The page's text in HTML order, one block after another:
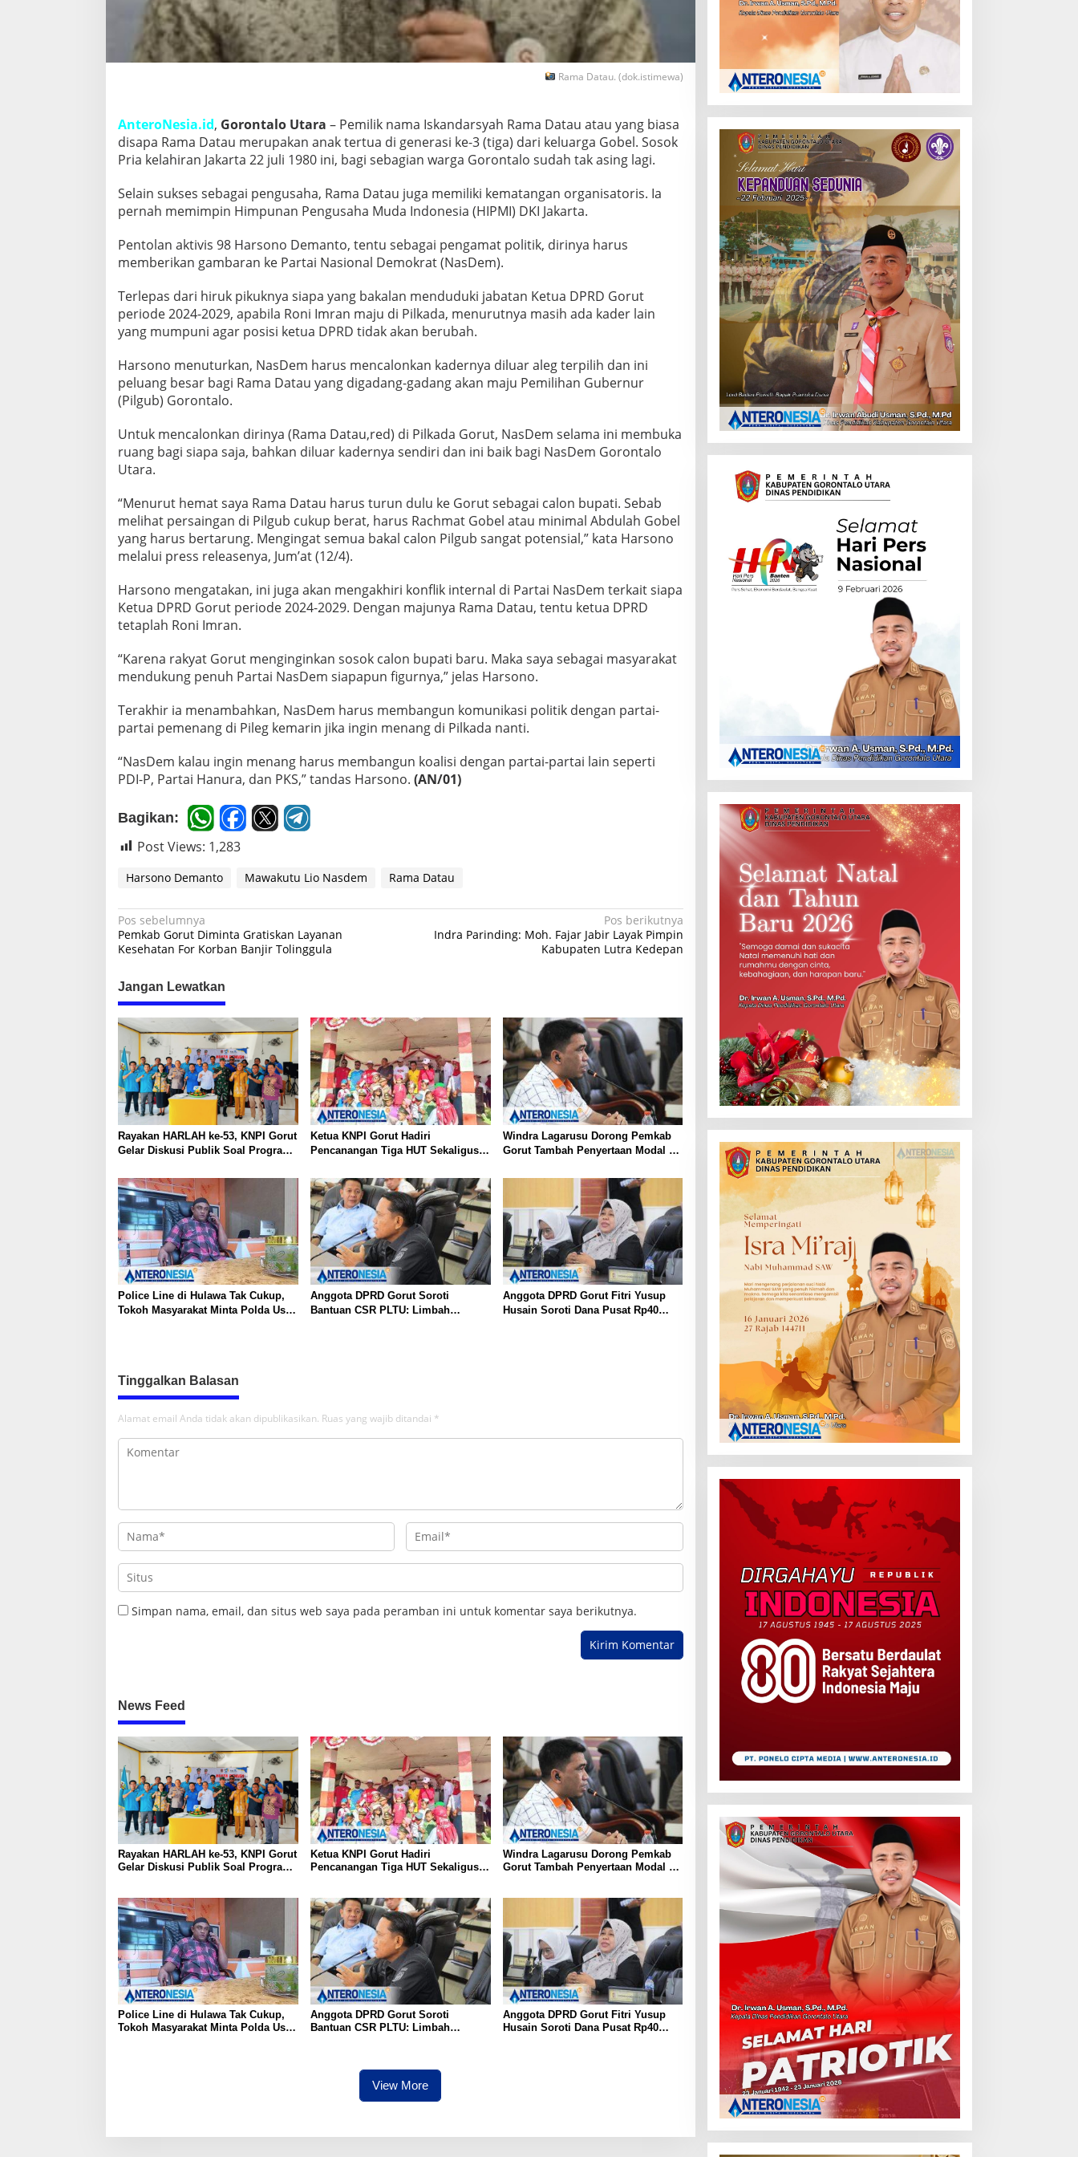
s
o
n
n
t
o
:
a
w
k
u
L
o
N
D
e
Rama Datau. (dok.istimewa)
AnteroNesia.id, Gorontalo Utara – Pemilik nama Iskandarsyah Rama Datau atau yang biasa
disapa Rama Datau merupakan anak tertua di generasi ke-3 (tiga) dari keluarga Gobel. Sosok
Pria kelahiran Jakarta 22 juli 1980 ini, bagi sebagian warga Gorontalo sudah tak asing lagi.
Selain sukses sebagai pengusaha, Rama Datau juga memiliki kematangan organisatoris. Ia
pernah memimpin Himpunan Pengusaha Muda Indonesia (HIPMI) DKI Jakarta.
Pentolan aktivis 98 Harsono Demanto, tentu sebagai pengamat politik, dirinya harus
memberikan gambaran ke Partai Nasional Demokrat (NasDem).
Terlepas dari hiruk pikuknya siapa yang bakalan menduduki jabatan Ketua DPRD Gorut
periode 2024-2029, apabila Roni Imran maju di Pilkada, menurutnya masih ada kader lain
yang mumpuni agar posisi ketua DPRD tidak akan berubah.
Harsono menuturkan, NasDem harus mencalonkan kadernya diluar aleg terpilih dan ini
peluang besar bagi Rama Datau yang digadang-gadang akan maju Pemilihan Gubernur
(Pilgub) Gorontalo.
Untuk mencalonkan dirinya (Rama Datau,red) di Pilkada Gorut, NasDem selama ini membuka
ruang bagi siapa saja, bahkan diluar kadernya sendiri dan ini baik bagi NasDem Gorontalo
Utara.
“Menurut hemat saya Rama Datau harus turun dulu ke Gorut sebagai calon bupati. Sebab
melihat persaingan di Pilgub cukup berat, harus Rachmat Gobel atau minimal Abdulah Gobel
yang harus bertarung. Mengingat semua bakal calon Pilgub sangat potensial,” kata Harsono
melalui press releasenya, Jum’at (12/4).
Harsono mengatakan, ini juga akan mengakhiri konflik internal di Partai NasDem terkait siapa
Ketua DPRD Gorut periode 2024-2029. Dengan majunya Rama Datau, tentu ketua DPRD
tetaplah Roni Imran.
“Karena rakyat Gorut menginginkan sosok calon bupati baru. Maka saya sebagai masyarakat
mendukung penuh Partai NasDem siapapun figurnya,” jelas Harsono.
Terakhir ia menambahkan, NasDem harus membangun komunikasi politik dengan partai-
partai pemenang di Pileg kemarin jika ingin menang di Pilkada nanti.
“NasDem kalau ingin menang harus membangun koalisi dengan partai-partai lain seperti
PDI-P, Partai Hanura, dan PKS,” tandas Harsono. (AN/01)
Bagikan:
Post Views: 1,283
Harsono Demanto Mawakutu Lio Nasdem Rama Datau
N
a
i
g
a
s
i
p
o
s
Pos sebelumnya
Pemkab Gorut Diminta Gratiskan Layanan
Kesehatan For Korban Banjir Tolinggula
Pos berikutnya
Indra Parinding: Moh. Fajar Jabir Layak Pimpin
Kabupaten Lutra Kedepan
Jangan Lewatkan
Rayakan HARLAH ke-53, KNPI Gorut
Gelar Diskusi Publik Soal Program
Ketua KNPI Gorut Hadiri
Pencanangan Tiga HUT Sekaligus
Pramuka ke-65, dan Kecamatan ke-
17
Windra Lagarusu Dorong Pemkab
Gorut Tambah Penyertaan Modal di
Fiskal Daerah
Police Line di Hulawa Tak Cukup,
Tokoh Masyarakat Minta Polda Usut
Anggota DPRD Gorut Soroti
Bantuan CSR PLTU: Limbah
Anggota DPRD Gorut Fitri Yusup
Husain Soroti Dana Pusat Rp40
Tinggalkan Balasan
Alamat email Anda tidak akan dipublikasikan. Ruas yang wajib ditandai *
Simpan nama, email, dan situs web saya pada peramban ini untuk komentar saya berikutnya.
News Feed
Rayakan HARLAH ke-53, KNPI Gorut
Gelar Diskusi Publik Soal Program
Ketua KNPI Gorut Hadiri
Pencanangan Tiga HUT Sekaligus
17
Windra Lagarusu Dorong Pemkab
Gorut Tambah Penyertaan Modal di
Police Line di Hulawa Tak Cukup,
Tokoh Masyarakat Minta Polda Usut
Anggota DPRD Gorut Soroti
Bantuan CSR PLTU: Limbah
Anggota DPRD Gorut Fitri Yusup
Husain Soroti Dana Pusat Rp40
View More